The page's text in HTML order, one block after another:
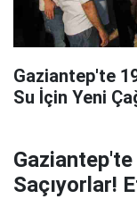
Gaziantep'te
Su İçin Yeni
Saçıyorlar!